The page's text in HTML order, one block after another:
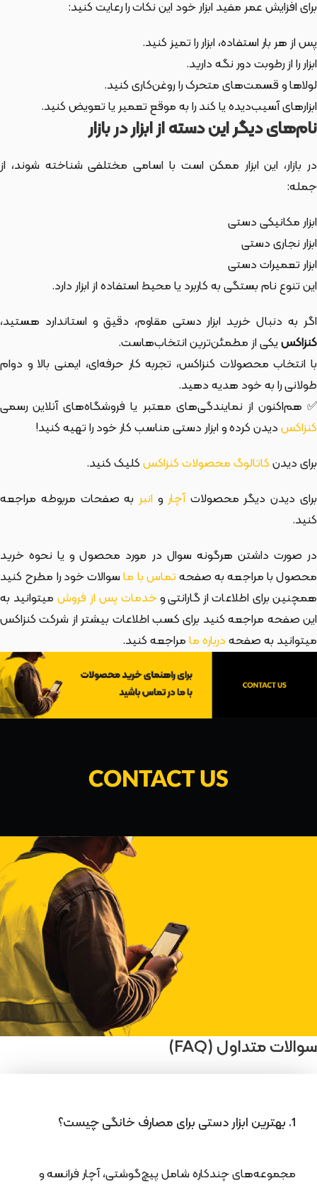
برای افزایش عمر مفید ابزار خود این نکات را رعایت کنید:
پس از هر بار استفاده، ابزار را تمیز کنید.
ابزار را از رطوبت دور نگه دارید.
لولاها و قسمت‌های متحرک را روغن‌کاری کنید.
ابزارهای آسیب‌دیده یا کند را به موقع تعمیر یا تعویض کنید.
نام‌های دیگر این دسته از ابزار در بازار
در بازار، این ابزار ممکن است با اسامی مختلفی شناخته شوند، از
جمله:
ابزار مکانیکی دستی
ابزار نجاری دستی
ابزار تعمیرات دستی
این تنوع نام بستگی به کاربرد یا محیط استفاده از ابزار دارد.
اگر به دنبال خرید ابزار دستی مقاوم، دقیق و استاندارد هستید،
کنزاکسیکی از مطمئن‌ترین انتخاب‌هاست.
با انتخاب محصولات کنزاکس، تجربه کار حرفه‌ای، ایمنی بالا و دوام
طولانی را به خود هدیه دهید.
✅ هم‌اکنون از نمایندگی‌های معتبر یا فروشگاه‌های آنلاین رسمی
کنزاکسدیدن کرده و ابزار دستی مناسب کار خود را تهیه کنید!
برای دیدنکاتالوگ محصولات کنزاکسکلیک کنید.
برای دیدن دیگر محصولاتآچار و انبربه صفحات مربوطه مراجعه
کنید.
در صورت داشتن هرگونه سوال در مورد محصول و یا نحوه خرید
محصول با مراجعه به صفحهتماس با ماسوالات خود را مطرح کنید
همچنین برای اطلاعات از گارانتی وخدمات پس از فروش میتوانید به
این صفحه مراجعه کنید برای کسب اطلاعات بیشتر از شرکت کنزاکس
میتوانید به صفحهدرباره مامراجعه کنید.
سوالات متداول (FAQ)
1. بهترین ابزار دستی برای مصارف خانگی چیست؟
مجموعه‌های چندکاره شامل پیچ‌گوشتی، آچار فرانسه و